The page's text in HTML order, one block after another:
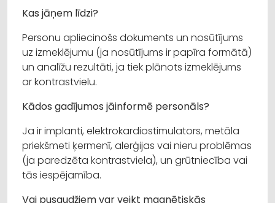
Kas jāņem līdzi?
Personu apliecinošs dokuments un nosūtījums
uz izmeklējumu (ja nosūtījums ir papīra formātā)
un analīžu rezultāti, ja tiek plānots izmeklējums
ar kontrastvielu.
Kādos gadījumos jāinformē personāls?
Ja ir implanti, elektrokardiostimulators, metāla
priekšmeti ķermenī, alerģijas vai nieru problēmas
(ja paredzēta kontrastviela), un grūtniecība vai
tās iespējamība.
Vai pusaudžiem var veikt magnētiskās